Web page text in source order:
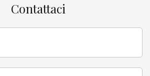
Contattaci